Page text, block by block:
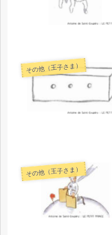
その他（王子さま）
その他（王子さま）